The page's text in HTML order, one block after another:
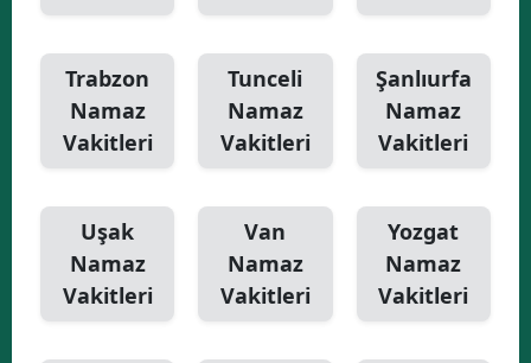
Trabzon
Namaz
Vakitleri
Tunceli
Namaz
Vakitleri
Şanlıurfa
Namaz
Vakitleri
Uşak
Namaz
Vakitleri
Van
Namaz
Vakitleri
Yozgat
Namaz
Vakitleri